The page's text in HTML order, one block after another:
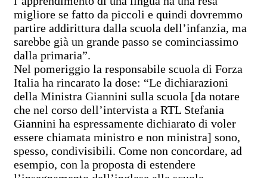
migliore se fatto da piccoli e quindi dovremmo
partire addirittura dalla scuola dell’infanzia, ma
sarebbe già un grande passo se cominciassimo
dalla primaria”.
Nel pomeriggio la responsabile scuola di Forza
Italia ha rincarato la dose: “Le dichiarazioni
della Ministra Giannini sulla scuola [da notare
che nel corso dell’intervista a RTL Stefania
Giannini ha espressamente dichiarato di voler
essere chiamata ministro e non ministra] sono,
spesso, condivisibili. Come non concordare, ad
esempio, con la proposta di estendere